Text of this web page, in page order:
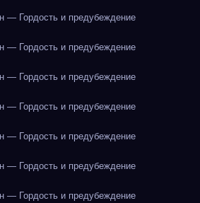
— Гордость и предубеждение
— Гордость и предубеждение
— Гордость и предубеждение
— Гордость и предубеждение
— Гордость и предубеждение
— Гордость и предубеждение
— Гордость и предубеждение